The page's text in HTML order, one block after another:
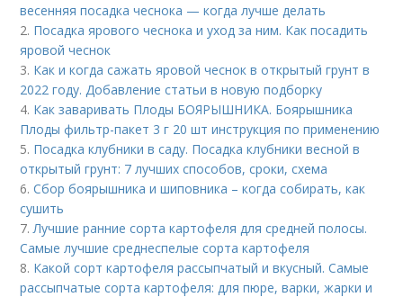
весенняя посадка чеснока — когда лучше делать
2. Посадка ярового чеснока и уход за ним. Как посадить
яровой чеснок
3. Как и когда сажать яровой чеснок в открытый грунт в
2022 году. Добавление статьи в новую подборку
4. Как заваривать Плоды БОЯРЫШНИКА. Боярышника
Плоды фильтр-пакет 3 г 20 шт инструкция по применению
5. Посадка клубники в саду. Посадка клубники весной в
открытый грунт: 7 лучших способов, сроки, схема
6.Сбор боярышника и шиповника – когда собирать, как
сушить
7. Лучшие ранние сорта картофеля для средней полосы.
Самые лучшие среднеспелые сорта картофеля
8. Какой сорт картофеля рассыпчатый и вкусный. Самые
рассыпчатые сорта картофеля: для пюре, варки, жарки и